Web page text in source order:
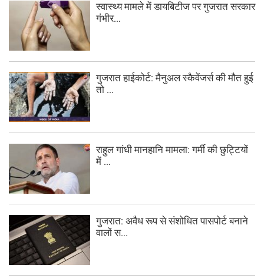
स्वास्थ्य मामले में डायबिटीज पर गुजरात सरकार
गंभीर...
गुजरात हाईकोर्ट: मैनुअल स्कैवेंजर्स की मौत हुई
तो ...
राहुल गांधी मानहानि मामला: गर्मी की छुट्टियों
में ...
गुजरात: अवैध रूप से संशोधित पासपोर्ट बनाने
वालों स...